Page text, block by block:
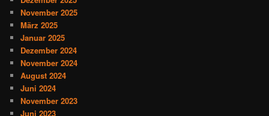
November 2025
März 2025
Januar 2025
Dezember 2024
November 2024
August 2024
Juni 2024
November 2023
Juni 2023